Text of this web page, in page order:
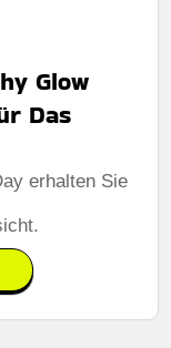
Glow
Das
erhalten Sie